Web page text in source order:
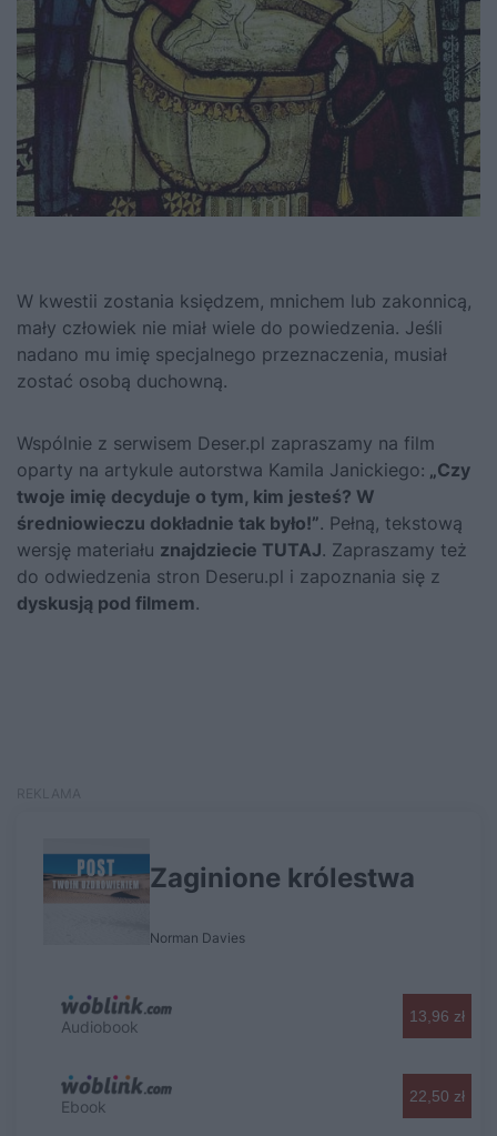
W kwestii zostania księdzem, mnichem lub zakonnicą,
mały człowiek nie miał wiele do powiedzenia. Jeśli
nadano mu imię specjalnego przeznaczenia, musiał
zostać osobą duchowną.
Wspólnie z serwisem Deser.pl zapraszamy na film
oparty na artykule autorstwa Kamila Janickiego: „Czy
twoje imię decyduje o tym, kim jesteś? W
średniowieczu dokładnie tak było!”. Pełną, tekstową
wersję materiału znajdziecie TUTAJ. Zapraszamy też
do odwiedzenia stron Deseru.pl i zapoznania się z
dyskusją pod filmem.